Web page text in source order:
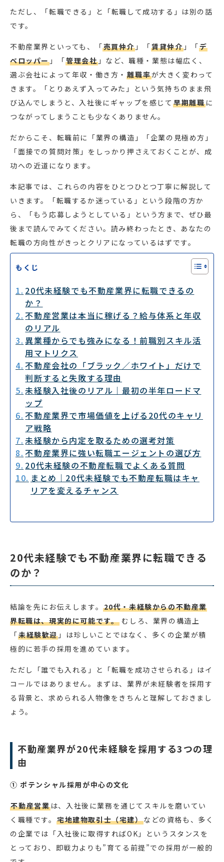
ただし、「転職できる」と「転職して成功する」は別の話
です。
不動産業界といっても、「売買仲介 」「賃貸仲介」「デ
ベロッパー 」「管理会社」など、職種・業態は幅広く、
選ぶ会社によって年収・働き方・離職率が大きく変わって
きます。「とりあえず入ってみた」という気持ちのまま飛
び込んでしまうと、入社後にギャップを感じて 早期離職に
つながってしまうことも少なくありません。
だからこそ、転職前に「業界の構造」「企業の見極め方」
「面接での質問対策」をしっかり押さえておくことが、成
功への近道になります。
本記事では、これらの内容をひとつひとつ丁寧に解説して
いきます。「転職するか迷っている」という段階の方か
ら、「もう応募しようとしている」という方まで、ぜひ最
後まで読んでみてください。読み終わったとき、あなたの
転職の方向性がきっとクリアになっているはずです。
もくじ
20代未経験でも不動産業界に転職できるの
か？
不動産営業は本当に稼げる？給与体系と年収
のリアル
異業種からでも強みになる！前職別スキル活
用マトリクス
不動産会社の「ブラック／ホワイト」だけで
判断すると失敗する理由
未経験入社後のリアル｜最初の半年ロードマ
ップ
不動産業界で市場価値を上げる20代のキャリ
ア戦略
未経験から内定を取るための選考対策
不動産業界に強い転職エージェントの選び方
20代未経験の不動産転職でよくある質問
まとめ｜20代未経験でも不動産転職はキャ
リアを変えるチャンス
20代未経験でも不動産業界に転職できる
のか？
結論を先にお伝えします。20代・未経験からの不動産業
界転職は、現実的に可能です。むしろ、業界の構造上
「未経験歓迎 」は珍しいことではなく、多くの企業が積
極的に若手の採用を進めています。
ただし「誰でも入れる」と「転職を成功させられる」はイ
コールではありません。まずは、業界が未経験者を採用す
る背景と、求められる人物像をきちんと理解しておきまし
ょう。
不動産業界が20代未経験を採用する3つの理
由
① ポテンシャル採用が中心の文化
不動産営業は、入社後に業務を通じてスキルを磨いてい
く職種です。 宅地建物取引士（宅建）などの資格も、多く
の企業では「入社後に取得すればOK」というスタンスを
とっており、即戦力よりも”育てる前提”での採用が一般的